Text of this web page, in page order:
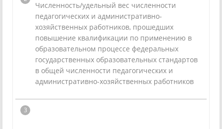
Численность/удельный вес численности
педагогических и административно-
хозяйственных работников, прошедших
повышение квалификации по применению в
образовательном процессе федеральных
государственных образовательных стандартов
в общей численности педагогических и
административно-хозяйственных работников